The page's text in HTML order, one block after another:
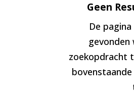
Geen
De
gevonden
zoekopdracht